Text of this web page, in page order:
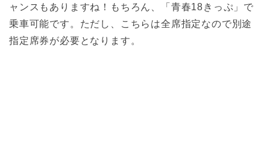
ャンスもありますね！もちろん、「青春18きっぷ」で
乗車可能です。ただし、こちらは全席指定なので別途
指定席券が必要となります。